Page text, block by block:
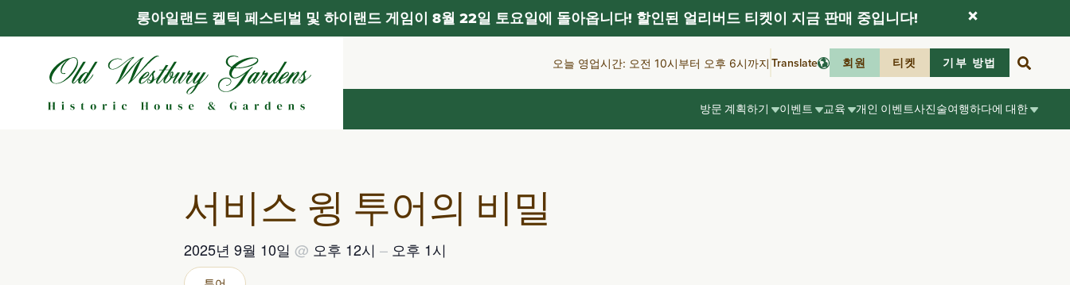
오늘 영업시간: 오전 10시부터 오후 6시까지 Translate 회원 티켓 기부 방법
방문 계획하기 이벤트 교육 개인 이벤트사진술여행하다에 대한
서비스 윙 투어의 비밀
2025년 9월 10일 @ 오후 12시 – 오후 1시
롱아일랜드 켈틱 페스티벌 및 하이랜드 게임이 8월 22일 토요일에 돌아옵니다! 할인된 얼리버드 티켓이 지금 판매 중입니다!